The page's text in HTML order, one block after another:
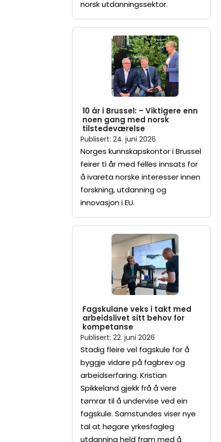
norsk utdanningssektor.
10 år i Brussel: – Viktigere enn
noen gang med norsk
tilstedeværelse
Publisert: 24. juni 2026
Norges kunnskapskontor i Brussel
feirer ti år med felles innsats for
å ivareta norske interesser innen
forskning, utdanning og
innovasjon i EU.
Fagskulane veks i takt med
arbeidslivet sitt behov for
kompetanse
Publisert: 22. juni 2026
Stadig fleire vel fagskule for å
byggje vidare på fagbrev og
arbeidserfaring. Kristian
Spikkeland gjekk frå å vere
tømrar til å undervise ved ein
fagskule. Samstundes viser nye
tal at høgare yrkesfagleg
utdanning held fram med å